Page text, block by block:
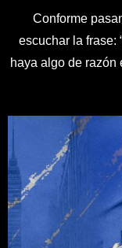
Conforme
escuchar la frase:
haya algo de